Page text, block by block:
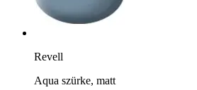
Revell
Aqua szürke, matt